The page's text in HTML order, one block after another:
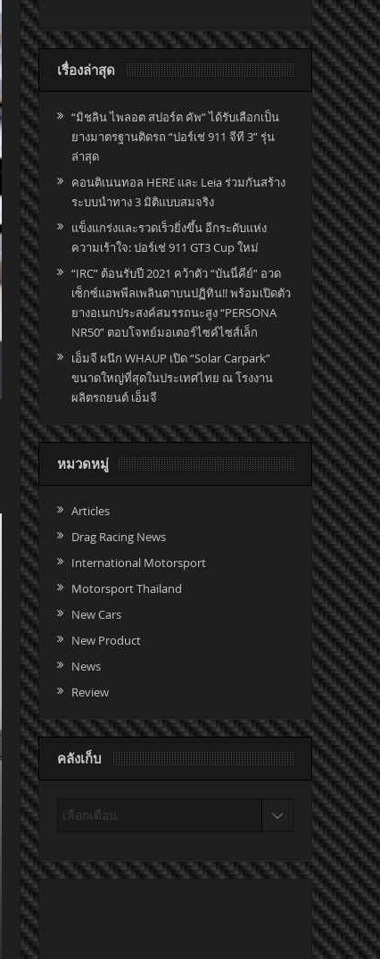
เรื่องล่าสุด
“มิชลิน ไพลอต สปอร์ต คัพ” ได้รับเลือกเป็น
ยางมาตรฐานติดรถ “ปอร์เช่ 911 จีที 3” รุ่น
ล่าสุด
คอนติเนนทอล HERE และ Leia ร่วมกันสร้าง
ระบบนำทาง 3 มิติแบบสมจริง
แข็งแกร่งและรวดเร็วยิ่งขึ้น อีกระดับแห่ง
ความเร้าใจ: ปอร์เช่ 911 GT3 Cup ใหม่
“IRC” ต้อนรับปี 2021 คว้าตัว “บันนี่คีย์” อวด
เซ็กซ์แอพพีลเพลินตาบนปฏิทิน!! พร้อมเปิดตัว
ยางอเนกประสงค์สมรรถนะสูง “PERSONA
NR50” ตอบโจทย์มอเตอร์ไซค์ไซส์เล็ก
เอ็มจี ผนึก WHAUP เปิด “Solar Carpark”
ขนาดใหญ่ที่สุดในประเทศไทย ณ โรงงาน
ผลิตรถยนต์ เอ็มจี
หมวดหมู่
Articles
Drag Racing News
International Motorsport
Motorsport Thailand
New Cars
New Product
News
Review
คลังเก็บ
คลัง